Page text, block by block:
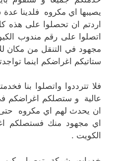
يصيبها اي مكروه فلدينا
اردتم ان تحصلوا على هذه
اتصلوا على رقم مندوب
مجهود في التنقل من مكان
ستاتيكم اغراضكم اينما
فلا تترددوا واتصلوا بنا
عالية و ستصلكم اغراضكم
ان يحدث لهم اي مكروه
اي مجهود منك فستصلكم
الكويت .